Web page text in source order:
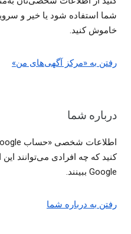
شما استفاده شود یا خیر و
خاموش کنید.
رفتن به «مرکز آگهی‌های من»
درباره شما
کنید که چه افرادی می‌توانند
Google ببینند.
رفتن به درباره شما